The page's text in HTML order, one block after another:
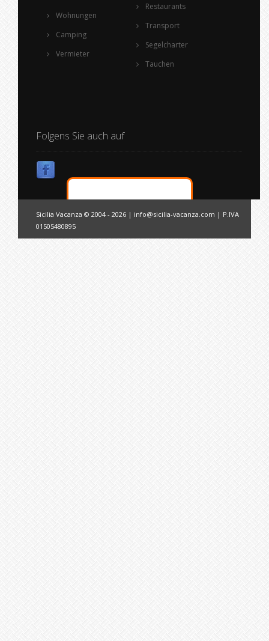
Wohnungen
Camping
Vermieter
Restaurants
Transport
Segelcharter
Tauchen
Folgens Sie auch auf
Sicilia Vacanza © 2004 - 2026 | info@sicilia-vacanza.com | P.IVA
01505480895